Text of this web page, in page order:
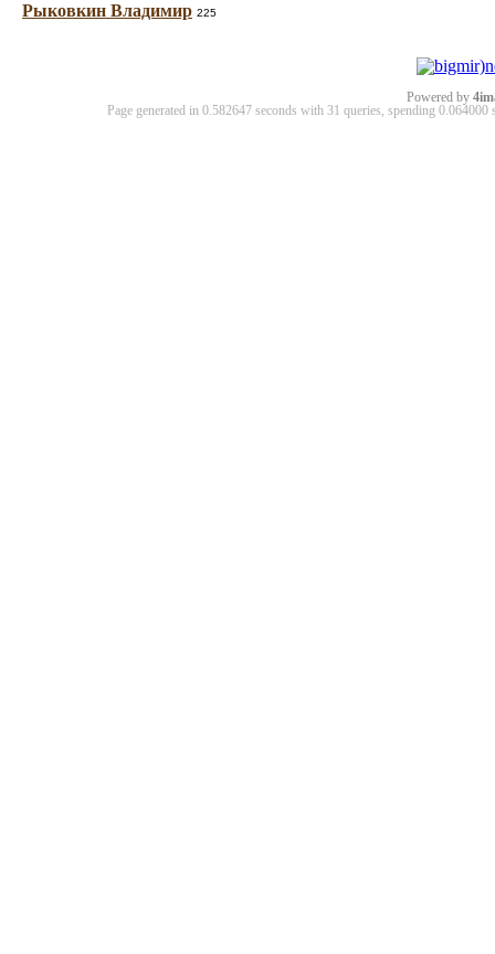
Рыковкин Владимир 225
Powered by
Page generated in 0.582647 seconds with 31 queries, spending